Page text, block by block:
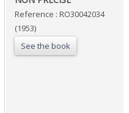
Reference : RO30042034
(1953)
See the book